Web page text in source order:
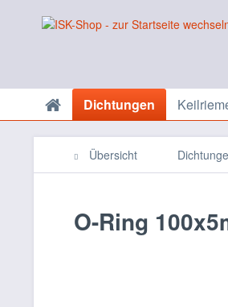
Dichtungen
Übersicht
O-Ring